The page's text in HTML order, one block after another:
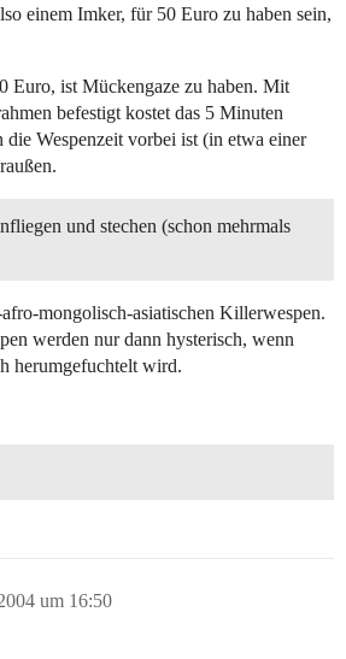
einem Imker, für 50 Euro zu haben sein,
Euro, ist Mückengaze zu haben. Mit
befestigt kostet das 5 Minuten
die Wespenzeit vorbei ist (in etwa einer
und stechen (schon mehrmals
mongolisch-asiatischen Killerwespen.
werden nur dann hysterisch, wenn
herumgefuchtelt wird.
um 16:50